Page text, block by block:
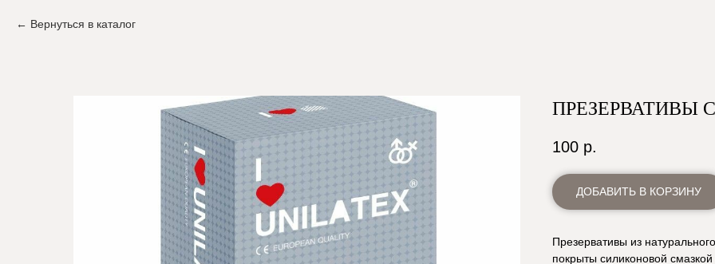
Вернуться в каталог
ПРЕЗЕРВАТИВЫ
100 р.
ДОБАВИТЬ В КОРЗИНУ
Презервативы из
покрыты силиконовой